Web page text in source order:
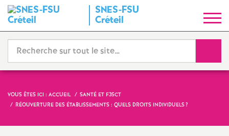
SNES-FSU
Créteil
y
n
d
i
VOUS ÊTES ICI : ACCUEIL
SANTÉ ET F3SCT
RÉOUVERTURE DES ÉTABLISSEMENTS : QUELS DROITS INDIVIDUELS?